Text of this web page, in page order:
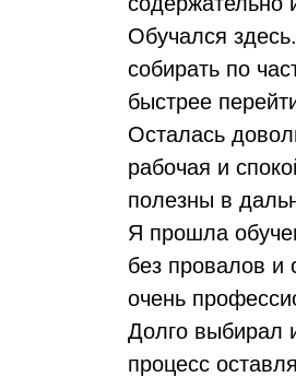
Обучался
собирать по
быстрее
Осталась
рабочая и
полезны в
Я прошла
без провалов и
очень
Долго выбирал
процесс